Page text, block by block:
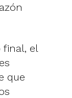
final, el
que